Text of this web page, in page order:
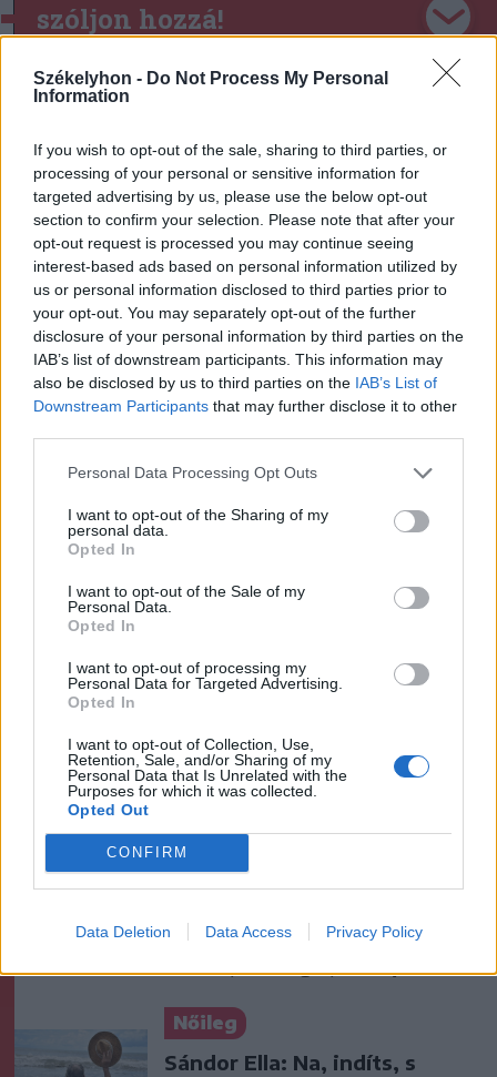
Székelyhon - Do Not Process My Personal
Information
If you wish to opt-out of the sale, sharing to third parties, or
processing of your personal or sensitive information for
targeted advertising by us, please use the below opt-out
section to confirm your selection. Please note that after your
opt-out request is processed you may continue seeing
interest-based ads based on personal information utilized by
us or personal information disclosed to third parties prior to
your opt-out. You may separately opt-out of the further
disclosure of your personal information by third parties on the
IAB’s list of downstream participants. This information may
also be disclosed by us to third parties on the IAB’s List of
Downstream Participants that may further disclose it to other
Personal Data Processing Opt Outs
I want to opt-out of the Sharing of my
personal data.
Opted In
I want to opt-out of the Sale of my
Personal Data.
Opted In
I want to opt-out of processing my
Personal Data for Targeted Advertising.
Opted In
I want to opt-out of Collection, Use,
Retention, Sale, and/or Sharing of my
Personal Data that Is Unrelated with the
Purposes for which it was collected.
Opted Out
CONFIRM
Data Deletion Data Access Privacy Policy
szóljon hozzá!
Ezek is érdekelhetik
Székelyhon
Tömegverekedés lett a szűk
mezőgazdasági úti vitából
Csatószegen
Székelyhon
Életét vesztette két halász,
akiket villámcsapás ért a
Székely Sport
válogatott meghívót
Krónika
Majka ügyvédje a romániai
telefonszámról érkezett
Székely Sport
átsorolás a Csík körzeti
Nőileg
Sándor Ella: Na, indíts, s